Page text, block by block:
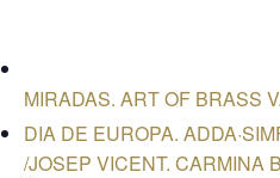
MIRADAS. ART OF BRASS
DIA DE EUROPA.
/JOSEP VICENT. CARMINA